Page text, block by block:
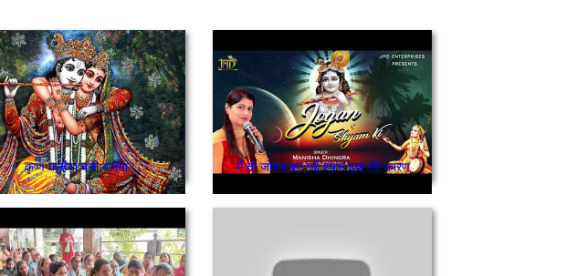
कृष्ण कन्हैया बंसी बजैया मैं तो जोगन बन गई श्याम इक तेरे कारण